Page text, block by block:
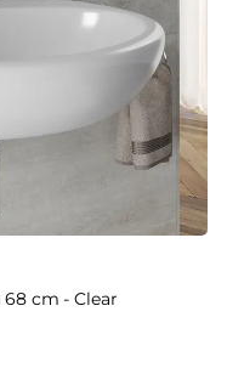
68 cm - Clear